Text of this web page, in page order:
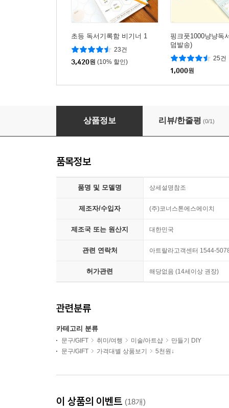
초등 독서기록함 비기너 1
23건
3,420원 (10% 할인)
핑크풋1000냥냥독
덤발송)
25건
1,000원
아트랄라 생각차곡 독서통장 (스티커 포함) 북
상품정보 리뷰/한줄평 (0/1)
품목정보
품명 및 모델명 상세설명참조
제조자/수입자 (주)코너스톤에스에이치
제조국 또는 원산지 대한민국
관련 연락처 아트랄라고객센터 1544-
허가관련 해당없음 (14세이상 권장)
관련분류
카테고리 분류
문구/GIFT 취미/여행 미술/아트샵
만들기 DIY
문구/GIFT
가격대별 상품보기 5천원↓
이 상품의 이벤트 (18개)